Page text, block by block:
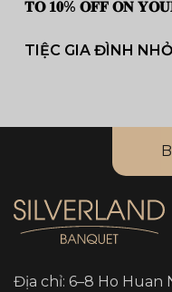
𝐓𝐎 𝟏𝟎% 𝐎𝐅𝐅 𝐎𝐍
TIỆC GIA ĐÌNH
Địa chỉ: 6–8 Ho Huan